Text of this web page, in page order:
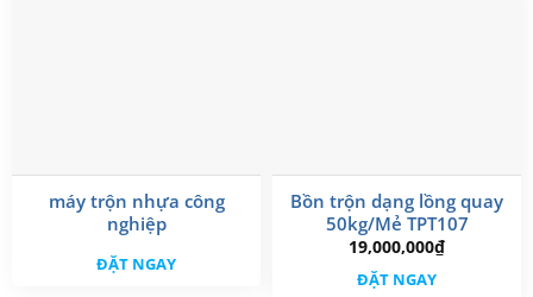
máy trộn nhựa công
nghiệp
ĐẶT NGAY
Bồn trộn dạng lồng quay
50kg/Mẻ TPT107
19,000,000₫
ĐẶT NGAY